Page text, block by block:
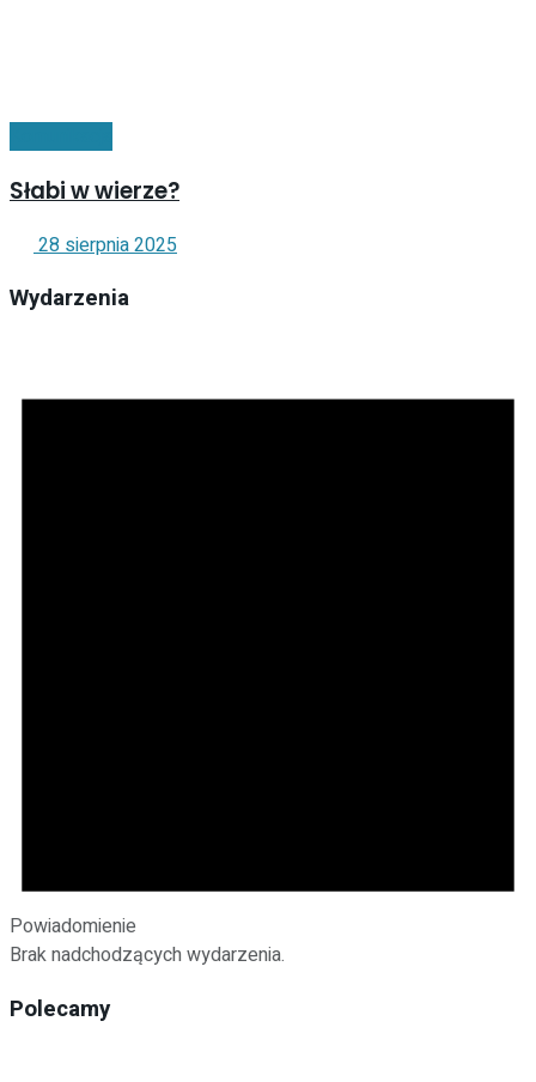
Słabi w wierze?
28 sierpnia 2025
Wydarzenia
Powiadomienie
Brak nadchodzących wydarzenia.
Polecamy